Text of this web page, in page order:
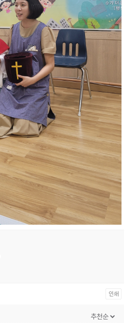
인쇄